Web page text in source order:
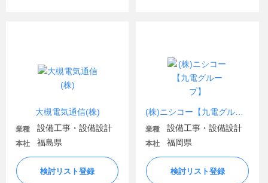
大槻電気通信(株)
業種 設備工事・設備設計
本社 福島県
検討リスト登録
業種 設備工事・設備設計
本社 福岡県
検討リスト登録